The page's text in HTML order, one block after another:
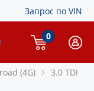
Запрос по VIN
0
(4G)
3.0 TDI